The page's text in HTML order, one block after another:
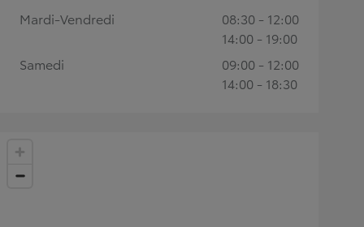
Mardi-Vendredi
08:30 - 12:00
14:00 - 19:00
Samedi
09:00 - 12:00
14:00 - 18:30